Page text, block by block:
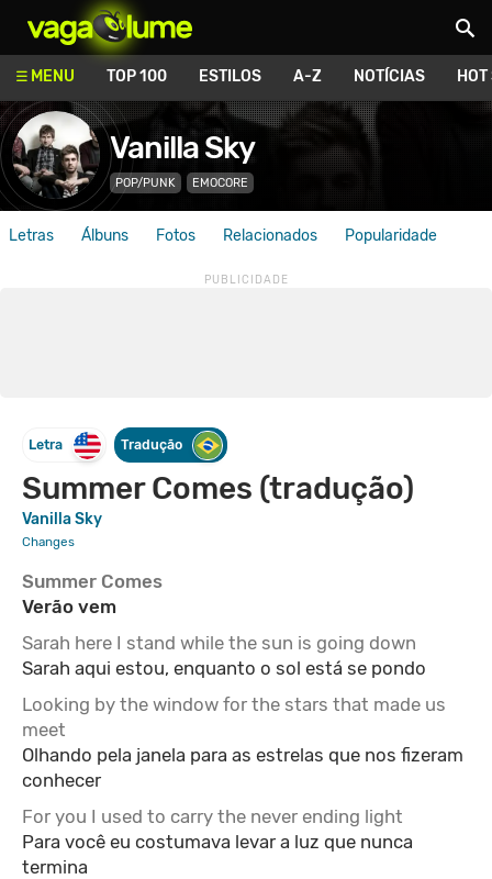
MENU TOP 100 ESTILOS A-Z NOTÍCIAS
Vanilla Sky
POP/PUNK EMOCORE
Letras Álbuns Fotos Relacionados Popularidade
Letra Tradução
Summer Comes (tradução)
Vanilla Sky
Changes
Verão vem
Sarah aqui estou, enquanto o sol está se pondo
Olhando pela janela para as estrelas que nos fizeram
conhecer
Para você eu costumava levar a luz que nunca
termina
Summer Comes
Sarah here I stand while the sun is going down
Looking by the window for the stars that made us
meet
For you I used to carry the never ending light